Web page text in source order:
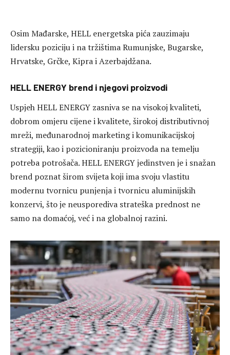
Osim Mađarske, HELL energetska pića zauzimaju
lidersku poziciju i na tržištima Rumunjske, Bugarske,
Hrvatske, Grčke, Kipra i Azerbajdžana.
HELL ENERGY brend i njegovi proizvodi
Uspjeh HELL ENERGY zasniva se na visokoj kvaliteti,
dobrom omjeru cijene i kvalitete, širokoj distributivnoj
mreži, međunarodnoj marketing i komunikacijskoj
strategiji, kao i pozicioniranju proizvoda na temelju
potreba potrošača. HELL ENERGY jedinstven je i snažan
brend poznat širom svijeta koji ima svoju vlastitu
modernu tvornicu punjenja i tvornicu aluminijskih
konzervi, što je neusporediva strateška prednost ne
samo na domaćoj, već i na globalnoj razini.